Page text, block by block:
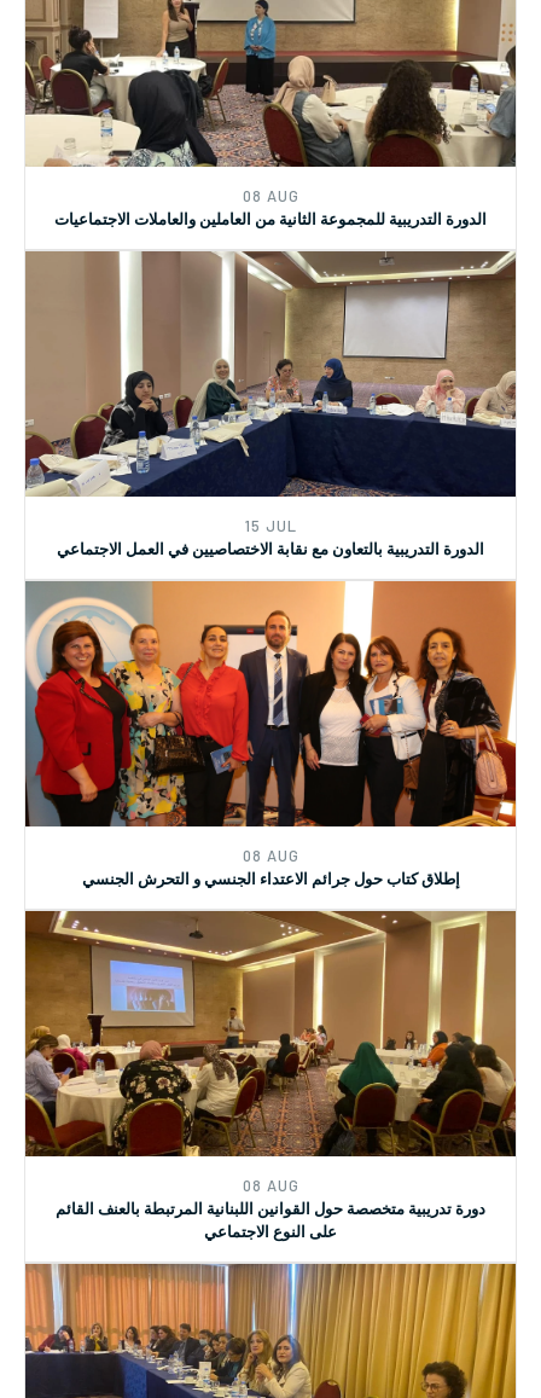
22 DEC
ندوة حول الإجراءات القانونية والثغرات لمحاكمة الاحداث
08 AUG
الدورة التدريبية للمجموعة الثانية من العاملين والعاملات الاجتماعيات
15 JUL
الدورة التدريبية بالتعاون مع نقابة الاختصاصيين في العمل الاجتماعي
08 AUG
إطلاق كتاب حول جرائم الاعتداء الجنسي و التحرش الجنسي